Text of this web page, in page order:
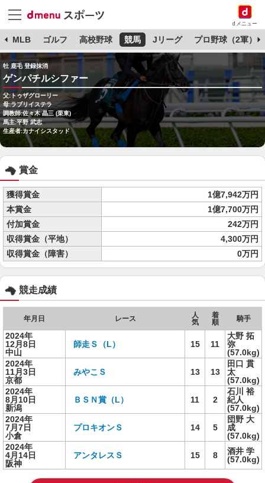
dメニュー
MLB ゴルフ 高校野球 競馬 Jリーグ プロ野球（2軍）
牡 鹿毛 登録抹消
ゲンパチルシファー
父:トゥザグローリー
母:ラブリイステラ
調教師:佐々木 晶三 (栗東)
馬主:平野 武志
生産者:カナイシスタッド
賞金
獲得賞金
1億7,942万円
本賞金
1億7,700万円
付加賞金
242万円
収得賞金（平地）
4,300万円
収得賞金（障害）
0万円
競走成績
年月日 レース
人
気
着
順
騎手
2024年
12月8日
中山
師走Ｓ（L） 15 11
大野 拓
弥
(57.0kg)
2024年
11月3日
京都
みやこＳ 13 13
田口 貫
太
(57.0kg)
2024年
8月10日
新潟
ＢＳＮ賞（L） 11 2
石川 裕
紀人
(57.0kg)
2024年
7月7日
小倉
プロキオンＳ 14 5
団野 大
成
(57.0kg)
2024年
4月14日
阪神
アンタレスＳ 15 8
酒井 学
(57.0kg)